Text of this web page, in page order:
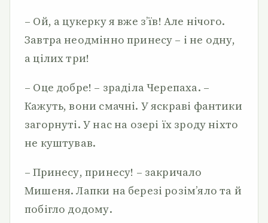
– Ой, а цукерку я вже з’їв! Але нічого.
Завтра неодмінно принесу – і не одну,
а цілих три!
– Оце добре! – зраділа Черепаха. –
Кажуть, вони смачні. У яскраві фантики
загорнуті. У нас на озері їх зроду ніхто
не куштував.
– Принесу, принесу! – закричало
Мишеня. Лапки на березі розім’яло та й
побігло додому.